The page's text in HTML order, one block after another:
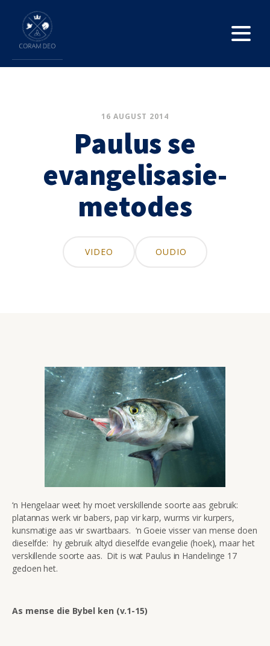
16 AUGUST 2014
Paulus se
evangelisasie-
metodes
VIDEO OUDIO
‘n Hengelaar weet hy moet verskillende soorte aas gebruik:
platannas werk vir babers, pap vir karp, wurms vir kurpers,
kunsmatige aas vir swartbaars. ‘n Goeie visser van mense doen
dieselfde: hy gebruik altyd dieselfde evangelie (hoek), maar het
verskillende soorte aas. Dit is wat Paulus in Handelinge 17
gedoen het.
As mense die Bybel ken (v.1-15)